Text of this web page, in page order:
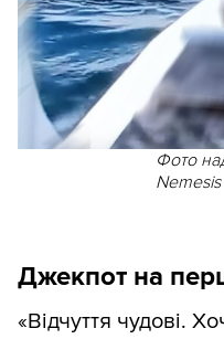
Фото
Nemesis
Джекпот на
«Відчуття чудові.